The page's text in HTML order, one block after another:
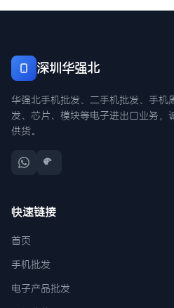
深圳华强北
华强北手机批发、二手机批发、手机
发、芯片、模块等电子进出口业务，
供货。
快速链接
首页
手机批发
电子产品批发